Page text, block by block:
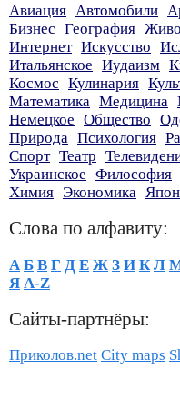
Авиация Автомобили
Бизнес География
Интернет Искусство
Итальянское Иудаизм
Космос Кулинария
Математика Медицина
Немецкое Общество
Природа Психология
Спорт Театр
Украинское Философия
Химия Экономика
Слова по алфавиту:
А Б В Г Д Е Ж З И К Л
Я A-Z
Сайты-партнёры:
Приколов.net City maps